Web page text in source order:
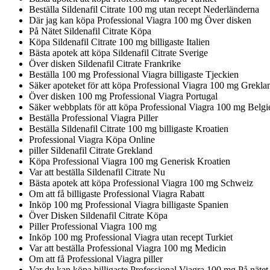
Beställa Sildenafil Citrate 100 mg utan recept Nederländerna
Där jag kan köpa Professional Viagra 100 mg Över disken
På Nätet Sildenafil Citrate Köpa
Köpa Sildenafil Citrate 100 mg billigaste Italien
Bästa apotek att köpa Sildenafil Citrate Sverige
Över disken Sildenafil Citrate Frankrike
Beställa 100 mg Professional Viagra billigaste Tjeckien
Säker apoteket för att köpa Professional Viagra 100 mg
Över disken 100 mg Professional Viagra Portugal
Säker webbplats för att köpa Professional Viagra 100 mg
Beställa Professional Viagra Piller
Beställa Sildenafil Citrate 100 mg billigaste Kroatien
Professional Viagra Köpa Online
piller Sildenafil Citrate Grekland
Köpa Professional Viagra 100 mg Generisk Kroatien
Var att beställa Sildenafil Citrate Nu
Bästa apotek att köpa Professional Viagra 100 mg Schweiz
Om att få billigaste Professional Viagra Rabatt
Inköp 100 mg Professional Viagra billigaste Spanien
Över Disken Sildenafil Citrate Köpa
Piller Professional Viagra 100 mg
Inköp 100 mg Professional Viagra utan recept Turkiet
Var att beställa Professional Viagra 100 mg Medicin
Om att få Professional Viagra piller